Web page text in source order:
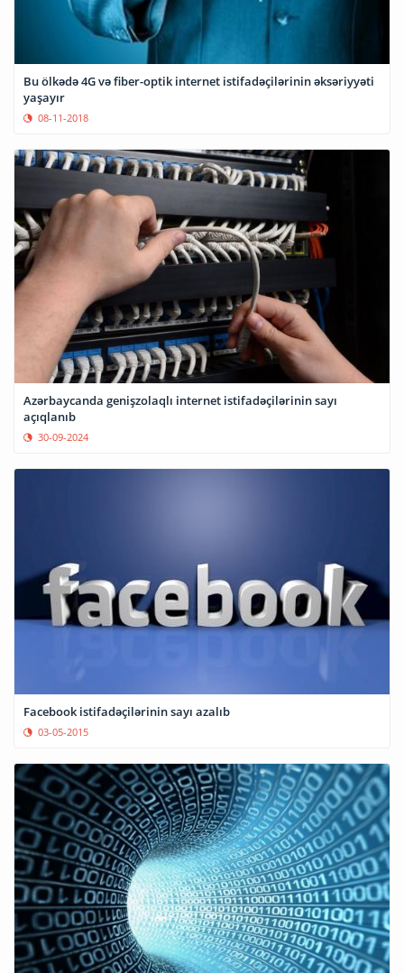
Bu ölkədə 4G və fiber-optik internet istifadəçilərinin əksəriyyəti
yaşayır
08-11-2018
Azərbaycanda genişzolaqlı internet istifadəçilərinin sayı
açıqlanıb
30-09-2024
Facebook istifadəçilərinin sayı azalıb
03-05-2015